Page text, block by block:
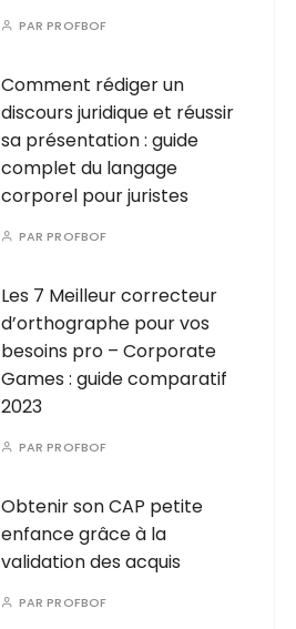
PARPROFBOF
Comment rédiger un
discours juridique et réussir
sa présentation : guide
complet du langage
corporel pour juristes
PARPROFBOF
Les 7 Meilleur correcteur
d’orthographe pour vos
besoins pro – Corporate
Games : guide comparatif
2023
PARPROFBOF
Obtenir son CAP petite
enfance grâce à la
validation des acquis
PARPROFBOF